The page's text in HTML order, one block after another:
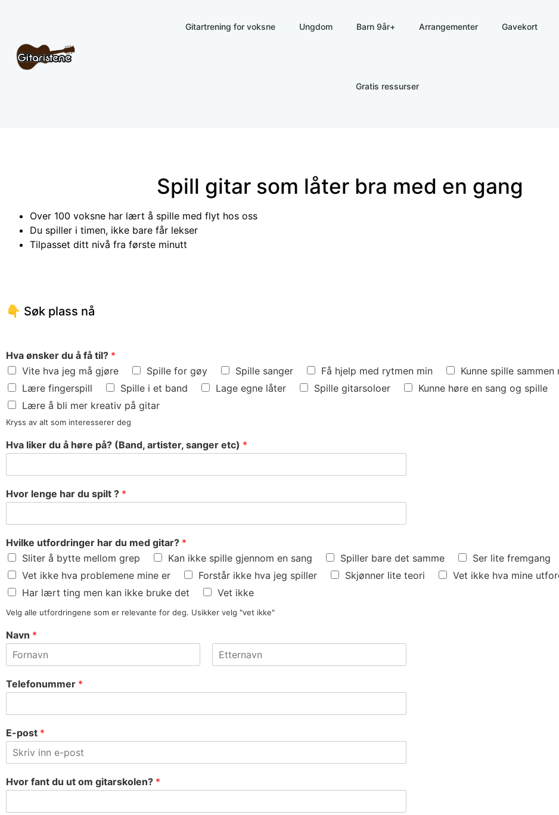
Gitartrening for voksne Ungdom Barn 9år+ Arrangementer Gavekort
Gratis ressurser
Spill gitar som låter bra med en gang
Over 100 voksne har lært å spille med flyt hos oss
Du spiller i timen, ikke bare får lekser
Tilpasset ditt nivå fra første minutt
👇 Søk plass nå
Hva ønsker du å få til? *
Vite hva jeg må gjøre
Spille for gøy Spille sanger Få hjelp med rytmen min
Kunne spille sammen
Lære fingerspill
Spille i et band Lage egne låter Spille gitarsoloer
Kunne høre en sang og spille
Lære å bli mer kreativ på gitar
Kryss av alt som interesserer deg
Hva liker du å høre på? (Band, artister, sanger etc) *
Hvor lenge har du spilt ? *
Hvilke utfordringer har du med gitar? *
Sliter å bytte mellom grep
Kan ikke spille gjennom en sang Spiller bare det samme
Ser lite fremgang
Vet ikke hva problemene mine er
Forstår ikke hva jeg spiller Skjønner lite teori
Vet ikke hva mine
Har lært ting men kan ikke bruke det
Vet ikke
Velg alle utfordringene som er relevante for deg. Usikker velg "vet ikke"
Navn *
iTelefonummer *
E-post *
Hvor fant du ut om gitarskolen? *